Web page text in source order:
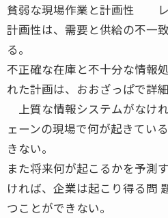
貧弱な現場作業と計画性 レ
計画性は、需要と供給の不一
る。
不正確な在庫と不十分な情報
れた計画は、おおざっぱで詳
上質な情報システムがなけ
ェーンの現場で何が起きてい
きない。
また将来何が起こるかを予測
ければ、企業は起こり得る問
つことができない。